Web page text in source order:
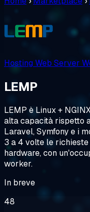
Hosting Web Server
LEMP
LEMP è Linux +
alta capacità rispetto
Laravel, Symfony e i
3 a 4 volte le
hardware, con
worker.
In breve
48